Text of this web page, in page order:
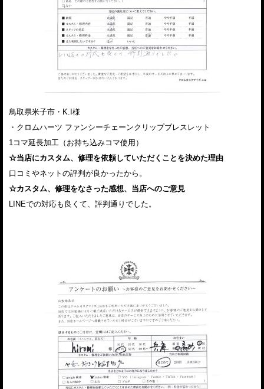
鳥取県米子市・K.I様
・クロムハーツ ファンシーチェーンクリップブレスレット
1コマ延長加工（お持ち込みコマ使用）
☆当店にカスタム、修理を依頼していただくことを決めた理由
口コミやネットの評判が良かったから。
☆カスタム、修理をなさった感想、当店へのご意見
LINEでの対応も良くて、評判通りでした。